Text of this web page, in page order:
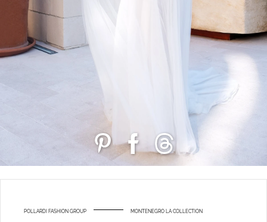
POLLARDI FASHION GROUP MONTENEGRO LA COLLECTION